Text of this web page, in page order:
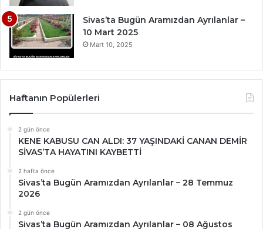
Sivas’ta Bugün Aramızdan Ayrılanlar –
10 Mart 2025
Mart 10, 2025
Haftanın Popülerleri
2 gün önce
KENE KABUSU CAN ALDI: 37 YAŞINDAKİ CANAN DEMİR
SİVAS’TA HAYATINI KAYBETTİ
2 hafta önce
Sivas’ta Bugün Aramızdan Ayrılanlar – 28 Temmuz
2026
2 gün önce
Sivas’ta Bugün Aramızdan Ayrılanlar – 08 Ağustos